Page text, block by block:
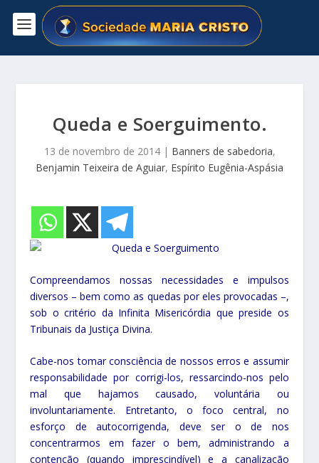
Queda e Soerguimento.
13 de novembro de 2014| Banners de sabedoria,
Benjamin Teixeira de Aguiar, Espírito Eugênia-Aspásia
Compreendamos nossas necessidades e impulsos
diversos – bem como as quedas por eles provocadas –,
sob o critério da Infinita Misericórdia que preside os
Tribunais da Justiça Divina.
Cabe-nos tomar consciência de nossos erros e assumir
responsabilidade por corrigi-los, ressarcindo-nos pelo
mal que hajamos causado, voluntária ou
involuntariamente. Entretanto, o foco central, no
esforço de autocorrigenda, deve ser o de nos
concentrarmos em fazer o bem, administrando a
contenção (quando imprescindível) e a canalização